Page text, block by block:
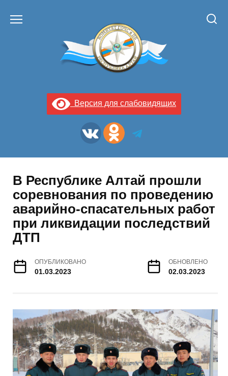
Версия для слабовидящих
В Республике Алтай прошли
соревнования по проведению
аварийно-спасательных работ
при ликвидации последствий
ДТП
ОПУБЛИКОВАНО
01.03.2023
ОБНОВЛЕНО
02.03.2023